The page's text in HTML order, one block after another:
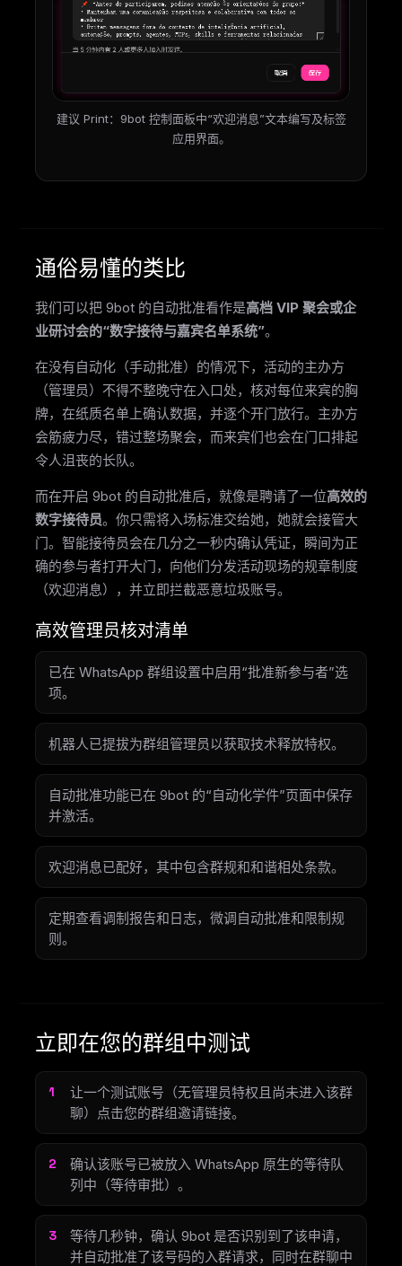
建议 Print：9bot 控制面板中“欢迎消息”文本编写及标签
应用界面。
通俗易懂的类比
我们可以把 9bot 的自动批准看作是高档 VIP 聚会或企
业研讨会的“数字接待与嘉宾名单系统”。
在没有自动化（手动批准）的情况下，活动的主办方
（管理员）不得不整晚守在入口处，核对每位来宾的胸
牌，在纸质名单上确认数据，并逐个开门放行。主办方
会筋疲力尽，错过整场聚会，而来宾们也会在门口排起
令人沮丧的长队。
而在开启 9bot 的自动批准后，就像是聘请了一位高效的
数字接待员。你只需将入场标准交给她，她就会接管大
门。智能接待员会在几分之一秒内确认凭证，瞬间为正
确的参与者打开大门，向他们分发活动现场的规章制度
（欢迎消息），并立即拦截恶意垃圾账号。
高效管理员核对清单
已在 WhatsApp 群组设置中启用“批准新参与者”选
项。
机器人已提拔为群组管理员以获取技术释放特权。
自动批准功能已在 9bot 的“自动化学件”页面中保存
并激活。
欢迎消息已配好，其中包含群规和和谐相处条款。
定期查看调制报告和日志，微调自动批准和限制规
则。
立即在您的群组中测试
让一个测试账号（无管理员特权且尚未进入该群
聊）点击您的群组邀请链接。
确认该账号已被放入 WhatsApp 原生的等待队
列中（等待审批）。
等待几秒钟，确认 9bot 是否识别到了该申请，
并自动批准了该号码的入群请求，同时在群聊中